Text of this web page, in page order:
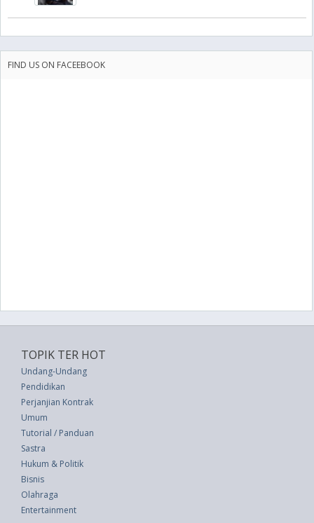
FIND US ON FACEEBOOK
TOPIK TER HOT
Undang-Undang
Pendidikan
Perjanjian Kontrak
Umum
Tutorial / Panduan
Sastra
Hukum & Politik
Bisnis
Olahraga
Entertainment